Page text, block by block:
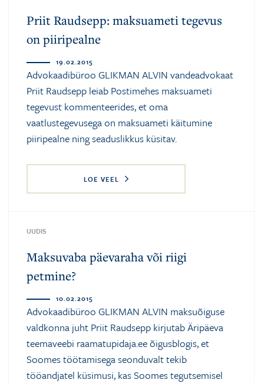
Priit Raudsepp: maksuameti tegevus
on piiripealne
19.02.2015
Advokaadibüroo GLIKMAN ALVIN vandeadvokaat
Priit Raudsepp leiab Postimehes maksuameti
tegevust kommenteerides, et oma
vaatlustegevusega on maksuameti käitumine
piiripealne ning seaduslikkus küsitav.
LOE VEEL
UUDIS
Maksuvaba päevaraha või riigi
petmine?
10.02.2015
Advokaadibüroo GLIKMAN ALVIN maksuõiguse
valdkonna juht Priit Raudsepp kirjutab Äripäeva
teemaveebi raamatupidaja.eeõigusblogis, et
Soomes töötamisega seonduvalt tekib
tööandjatel küsimusi, kas Soomes tegutsemisel